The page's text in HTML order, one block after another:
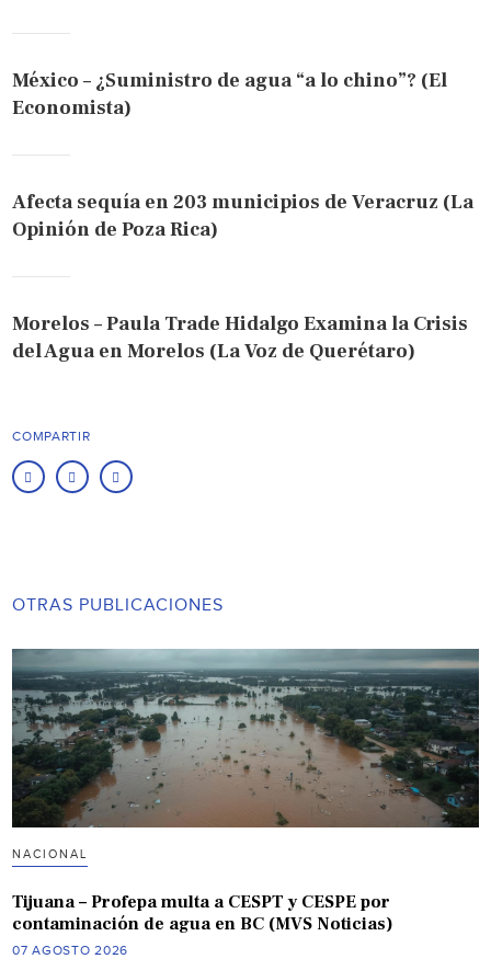
México – ¿Suministro de agua “a lo chino”? (El
Economista)
Afecta sequía en 203 municipios de Veracruz (La
Opinión de Poza Rica)
Morelos – Paula Trade Hidalgo Examina la Crisis
del Agua en Morelos (La Voz de Querétaro)
COMPARTIR
OTRAS PUBLICACIONES
NACIONAL
Tijuana – Profepa multa a CESPT y CESPE por
contaminación de agua en BC (MVS Noticias)
07 AGOSTO 2026